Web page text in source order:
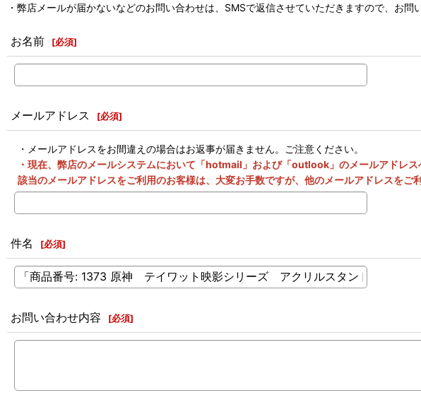
・弊店メールが届かないなどのお問い合わせは、SMSで返信させていただきますので、お問
お名前 [必須]
メールアドレス [必須]
・メールアドレスをお間違えの場合はお返事が届きません。ご注意ください。
・現在、弊店のメールシステムにおいて「hotmail」および「outlook」のメールアドレ
該当のメールアドレスをご利用のお客様は、大変お手数ですが、他のメールアドレスをご
件名 [必須]
お問い合わせ内容 [必須]